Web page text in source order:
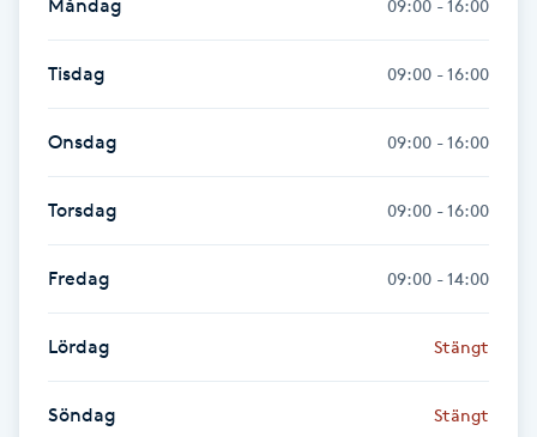
Gel naglar
Gelenaglar
Gellack
Gellack med förstärkning
Måndag 09:00 - 16:00
Tisdag 09:00 - 16:00
Onsdag 09:00 - 16:00
Torsdag 09:00 - 16:00
Fredag 09:00 - 14:00
Lördag Stängt
Söndag Stängt